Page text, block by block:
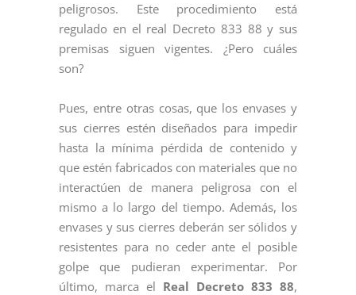
peligrosos. Este procedimiento está
regulado en el real Decreto 833 88 y sus
premisas siguen vigentes. ¿Pero cuáles
son?
Pues, entre otras cosas, que los envases y
sus cierres estén diseñados para impedir
hasta la mínima pérdida de contenido y
que estén fabricados con materiales que no
interactúen de manera peligrosa con el
mismo a lo largo del tiempo. Además, los
envases y sus cierres deberán ser sólidos y
resistentes para no ceder ante el posible
golpe que pudieran experimentar. Por
último, marca el Real Decreto 833 88,